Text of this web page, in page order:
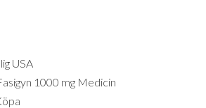
USA
1000 mg Medicin